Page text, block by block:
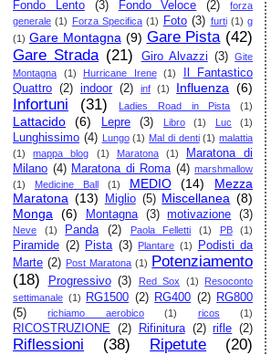
Fondo Lento (3) Fondo Veloce (2)
forza
generale (1) Forza Specifica (1) Foto (3) furti (1) g
(1) Gare Montagna (9) Gare Pista (42)
Gare Strada (21) Giro Alvazzi (3)
Gite
Montagna
(1) Hurricane Irene (1)
Il Fantastico
Quattro (2) indoor (2) inf (1) Influenza (6)
Infortuni (31) Ladies Road in Pista (1)
Lattacido (6) Lepre (3) Libro (1) Luc (1)
Lunghissimo (4) Lungo (1) Mal di denti (1) malattia
(1)
mappa blog (1) Maratona (1)
Maratona di
Milano (4) Maratona di Roma (4) marshmallow
(1)
Medicine Ball (1) MEDIO (14)
Mezza
Maratona (13) Miglio (5) Miscellanea (8)
Monga
(6) Montagna (3) motivazione (3)
Neve (1) Panda (2) Paola Felletti (1) PB (1)
Piramide (2) Pista (3) Plantare (1)
Podisti da
Marte (2) Post Maratona (1) Potenziamento
(18)
Progressivo (3) Red Sox (1)
Resoconto
settimanale (1) RG1500 (2) RG400 (2) RG800
(5)
richiamo aerobico (1) ricos (1)
RICOSTRUZIONE (2) Rifinitura (2) rifle (2)
Riflessioni (38) Ripetute (20)